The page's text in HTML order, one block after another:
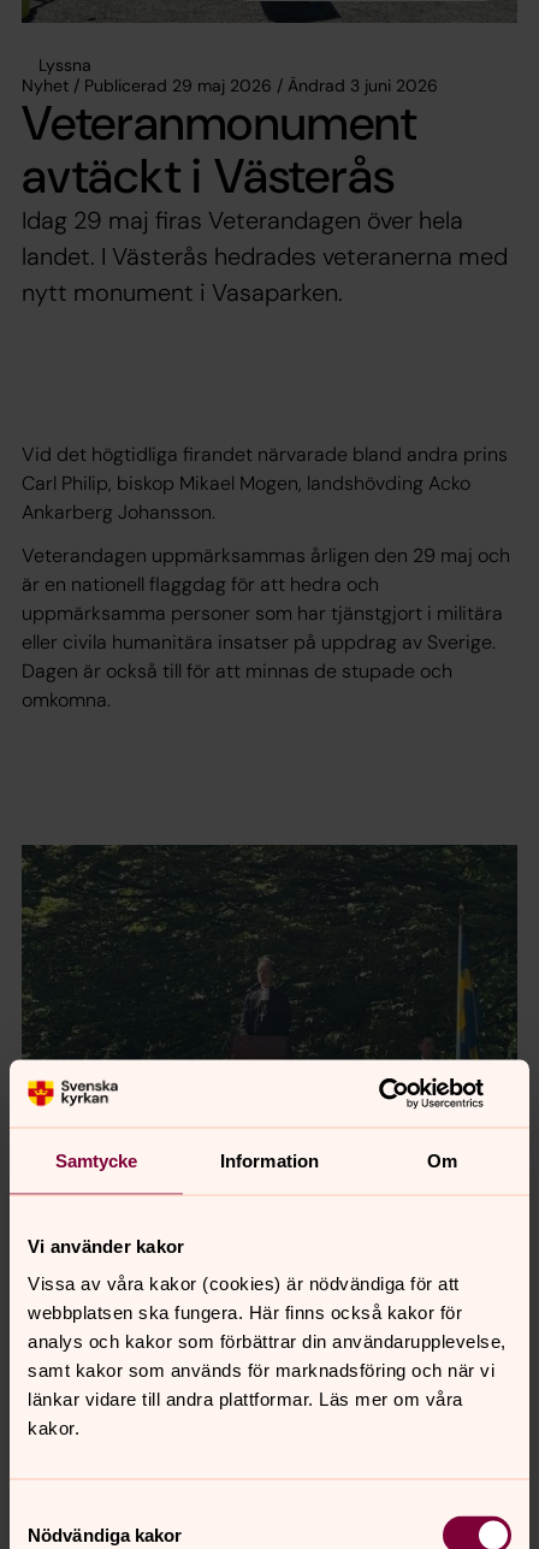
Samtycke Information Om
Vi använder kakor
Vissa av våra kakor (cookies) är nödvändiga för att
webbplatsen ska fungera. Här finns också kakor för
analys och kakor som förbättrar din användarupplevelse,
samt kakor som används för marknadsföring och när vi
länkar vidare till andra plattformar. Läs mer om våra
kakor.
Nödvändiga kakor
Lyssna
Nyhet / Publicerad 29 maj 2026 / Ändrad 3 juni 2026
Veteranmonument
avtäckt i Västerås
Idag 29 maj firas Veterandagen över hela
landet. I Västerås hedrades veteranerna med
nytt monument i Vasaparken.
Vid det högtidliga firandet närvarade bland andra prins
Carl Philip, biskop Mikael Mogen, landshövding Acko
Ankarberg Johansson.
Veterandagen uppmärksammas årligen den 29 maj och
är en nationell flaggdag för att hedra och
uppmärksamma personer som har tjänstgjort i militära
eller civila humanitära insatser på uppdrag av Sverige.
Dagen är också till för att minnas de stupade och
omkomna.
Foto: Hanna Wallsten/ Västerås stift
Under den högtidliga ceremonin höll biskop Mikael
Mogren tal och han ledde även Korum, en kort
fältandakt, som avslutades med psalmen Härlig är
jorden.
I Västerås har dagen uppmärksammats med en lokal
ceremoni sedan 2018, efter beslut av